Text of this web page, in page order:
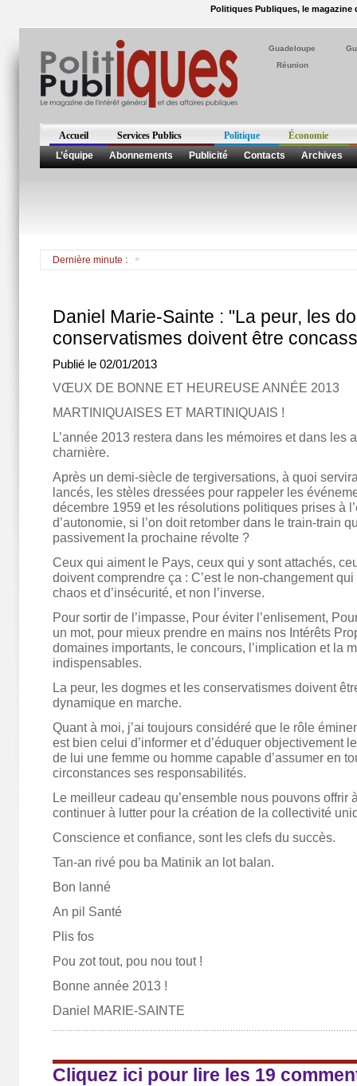
Politiques Publiques, le magazine
Guadeloupe
Réunion
Accueil Services Publics Politique
Économie
L’équipe
Abonnements Publicité Contacts Archives
Dernière minute :
Daniel Marie-Sainte : "La peur, les
conservatismes doivent être
Publié le 02/01/2013
VŒUX DE BONNE ET HEUREUSE ANNÉE 2013
MARTINIQUAISES ET MARTINIQUAIS !
L’année 2013 restera dans les mémoires et dans les
charnière.
Après un demi-siècle de tergiversations, à quoi
lancés, les stèles dressées pour rappeler les
décembre 1959 et les résolutions politiques prises à
d’autonomie, si l’on doit retomber dans le train-train
passivement la prochaine révolte ?
Ceux qui aiment le Pays, ceux qui y sont attachés,
doivent comprendre ça : C’est le non-changement
chaos et d’insécurité, et non l’inverse.
Pour sortir de l’impasse, Pour éviter l’enlisement,
un mot, pour mieux prendre en mains nos Intérêts
domaines importants, le concours, l’implication et la
indispensables.
La peur, les dogmes et les conservatismes doivent
dynamique en marche.
Quant à moi, j’ai toujours considéré que le rôle
est bien celui d’informer et d’éduquer objectivement
de lui une femme ou homme capable d’assumer en
circonstances ses responsabilités.
Le meilleur cadeau qu’ensemble nous pouvons offrir
continuer à lutter pour la création de la collectivité
Conscience et confiance, sont les clefs du succès.
Tan-an rivé pou ba Matinik an lot balan.
Bon lanné
An pil Santé
Plis fos
Pou zot tout, pou nou tout !
Bonne année 2013 !
Daniel MARIE-SAINTE
Cliquez ici pour lire les 19